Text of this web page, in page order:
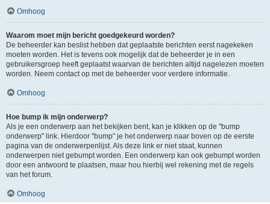
Omhoog
Waarom moet mijn bericht goedgekeurd worden?
De beheerder kan beslist hebben dat geplaatste berichten eerst nagekeken
moeten worden. Het is tevens ook mogelijk dat de beheerder je in een
gebruikersgroep heeft geplaatst waarvan de berichten altijd nagelezen moeten
worden. Neem contact op met de beheerder voor verdere informatie.
Omhoog
Hoe bump ik mijn onderwerp?
Als je een onderwerp aan het bekijken bent, kan je klikken op de "bump
onderwerp" link. Hierdoor "bump" je het onderwerp naar boven op de eerste
pagina van de onderwerpenlijst. Als deze link er niet staat, kunnen
onderwerpen niet gebumpt worden. Een onderwerp kan ook gebumpt worden
door een antwoord te plaatsen, maar hou hierbij wel rekening met de regels
van het forum.
Omhoog